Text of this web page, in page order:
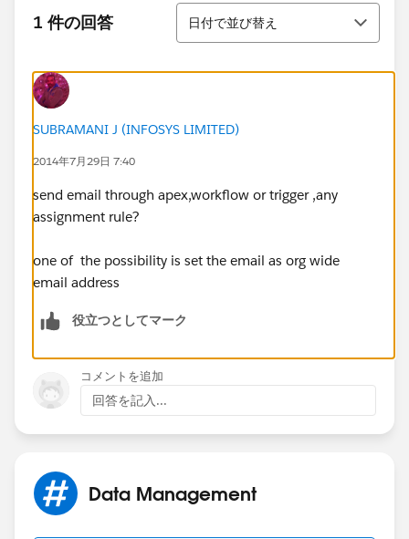
1 件の回答
並び替え
日付で並び替え
SUBRAMANI J (INFOSYS LIMITED)
2014年7月29日 7:40
send email through apex,workflow or trigger ,any
assignment rule?
one of the possibility is set the email as org wide
email address
役立つとしてマーク
コメントを追加
回答を記入...
Data Management